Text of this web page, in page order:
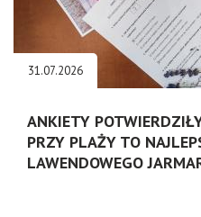
31.07.2026
ANKIETY
PRZY PLAŻY TO
LAWENDOWEGO